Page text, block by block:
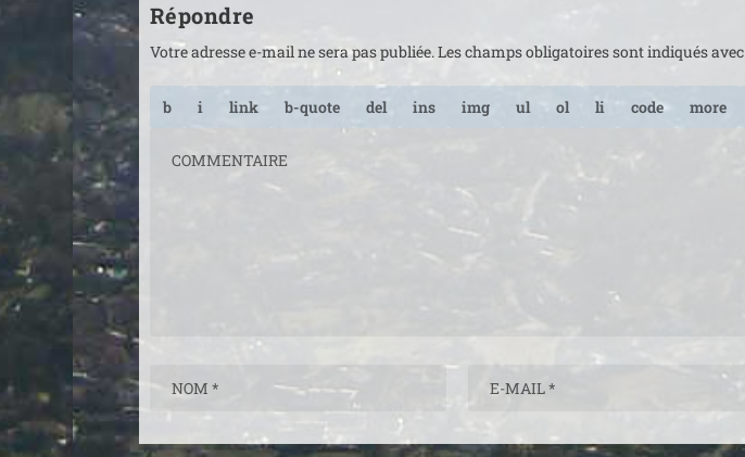
Répondre
Votre adresse e-mail ne sera pas publiée.Les champs obligatoires sont indiqués avec